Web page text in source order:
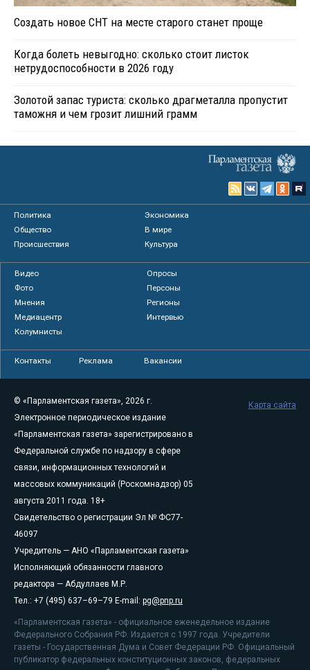
Создать новое СНТ на месте старого станет проще
Когда болеть невыгодно: сколько стоит листок
нетрудоспособности в 2026 году
Золотой запас туриста: сколько драгметалла пропустит
таможня и чем грозит лишний грамм
Политика
Экономика
Общество
В мире
Происшествия
Культура
Видео
Опросы
Фото
Персоны
Мнения
Регионы
Медиацентр
Интервью
Колумнисты
Контакты Реклама Вакансии
© «Парламентская газета», 2026 г.
Электронное периодическое издание
«Парламентская газета» зарегистрировано в
Федеральной службе по надзору в сфере
связи, информационных технологий и
массовых коммуникаций (Роскомнадзор) 05
августа 2011 года. 18+
Свидетельство о регистрации Эл № ФС77-
46097
Учредитель — АНО «Парламентская газета»
Исполняющий обязанности главного
редактора — Абдуллаев М.Р.
Тел.: +7 (495) 637–69–79 E-mail: pg@pnp.ru
«Парламентская газета» - официальное еженедельное издание
Федерального Собрания РФ. Издается с 1997 года. Учредители
газеты - Государственная Дума и Совет Федерации РФ. Официальный
публикатор федеральных конституционных законов, федеральных
Карта сайта